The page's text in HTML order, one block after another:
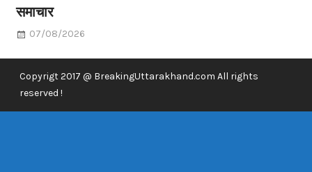
समाचार
07/08/2026
Copyrigt 2017 @ BreakingUttarakhand.com All rights
reserved !